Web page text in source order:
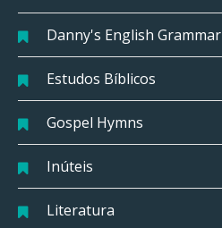
Danny's English Grammar
Estudos Bíblicos
Gospel Hymns
Inúteis
Literatura